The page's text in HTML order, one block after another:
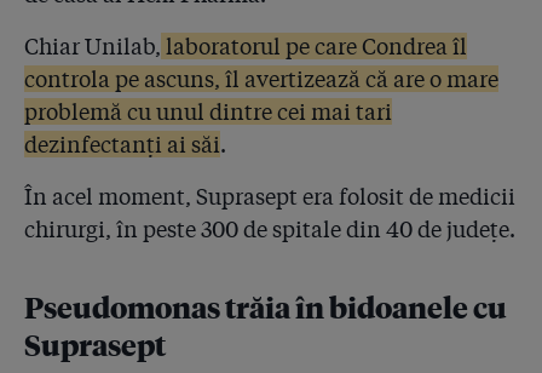
4.24
Ne-am trimis soldații pe frontul NATO cu
dezinfectanți diluați! Întrebat de Gazetă, MApN
recunoaște: ”Trupele românești din Afganistan, Irak și
Bosnia au folosit în ultimii 10 ani biocide Hexi
Pharma”
4.25
”22 de informări către Parchete trimise de către SRI!”.
Cum explică Sebastian Ghiță eșecul de a apăra
4.26
Președintele Iohannis: ”În momentul în care primim
informări, le citim și ne considerăm informați”
Chiar Unilab, laboratorul pe care Condrea îl
controla pe ascuns, îl avertizează că are o mare
problemă cu unul dintre cei mai tari
dezinfectanți ai săi.
În acel moment, Suprasept era folosit de medicii
chirurgi, în peste 300 de spitale din 40 de județe.
Pseudomonas trăia în bidoanele cu
Suprasept